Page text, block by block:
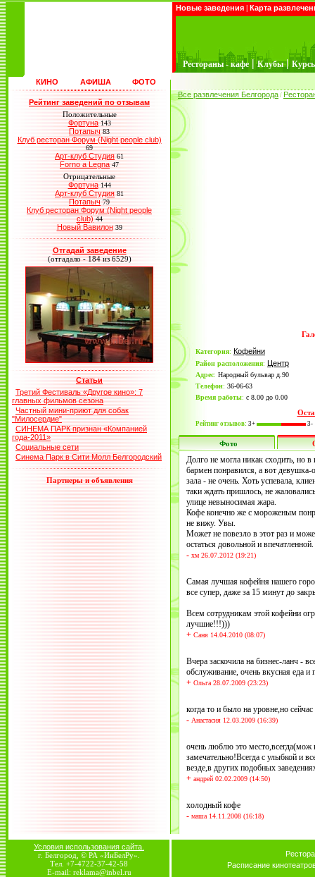
Новые заведения | Карта
Рестораны - кафе | Клубы |
КИНО АФИША ФОТО
Рейтинг заведений по отзывам
Положительные
Фортуна 143
Потапыч 83
Клуб ресторан Форум (Night people club)
69
Арт-клуб Студия 61
Forno a Legna 47
Отрицательные
Фортуна 144
Арт-клуб Студия 81
Потапыч 79
Клуб ресторан Форум (Night people
club) 44
Новый Вавилон 39
Отгадай заведение
(отгадало - 184 из 6529)
Статьи
Третий Фестиваль «Другое кино»: 7
главных фильмов сезона
Частный мини-приют для собак
"Милосердие"
СИНЕМА ПАРК признан «Компанией
года-2011»
Социальные сети
Синема Парк в Сити Молл Белгородский
Партнеры и объявления
Все развлечения Белгорода /
Категория: Кофейни
Район расположения: Центр
Адрес: Народный бульвар д.90
Телефон: 36-06-63
Время работы: с 8.00 до 0.00
Рейтинг отзывов: 3+ 3-
Фото
Долго не могла никак сходить, но
бармен понравился, а вот девушка-
зала - не очень. Хоть успевала,
таки ждать пришлось, не
улице невыносимая жара.
Кофе конечно же с мороженым
не вижу. Увы.
Может не повезло в этот раз и
остаться довольной и впечатленной.
- хм 26.07.2012 (19:21)
Самая лучшая кофейня нашего
все супер, даже за 15 минут до
Всем сотрудникам этой кофейни
лучшие!!!)))
+ Саня 14.04.2010 (08:07)
Вчера заскочила на бизнес-ланч -
обслуживание, очень вкусная еда
+ Ольга 28.07.2009 (23:23)
когда то и было на уровне,но
- Анастасия 12.03.2009 (16:39)
очень люблю это место,всегда(мож
замечательно!Всегда с улыбкой и
везде,в других подобных
+ андрей 02.02.2009 (14:50)
холодный кофе
- маша 14.11.2008 (16:18)
Условия использования сайта.
г. Белгород, © РА «ИнБелРу».
Тел. +7-4722-37-42-58
E-mail: reklama@inbel.ru
Расписание